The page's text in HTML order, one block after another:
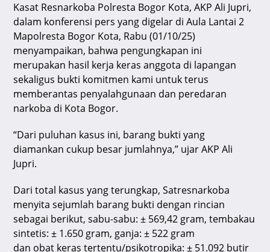
Kasat Resnarkoba Polresta Bogor Kota, AKP Ali Jupri,
dalam konferensi pers yang digelar di Aula Lantai 2
Mapolresta Bogor Kota, Rabu (01/10/25)
menyampaikan, bahwa pengungkapan ini
merupakan hasil kerja keras anggota di lapangan
sekaligus bukti komitmen kami untuk terus
memberantas penyalahgunaan dan peredaran
narkoba di Kota Bogor.
“Dari puluhan kasus ini, barang bukti yang
diamankan cukup besar jumlahnya,” ujar AKP Ali
Jupri.
Dari total kasus yang terungkap, Satresnarkoba
menyita sejumlah barang bukti dengan rincian
sebagai berikut, sabu-sabu: ± 569,42 gram, tembakau
sintetis: ± 1.650 gram, ganja: ± 522 gram
dan obat keras tertentu/psikotropika: ± 51.092 butir